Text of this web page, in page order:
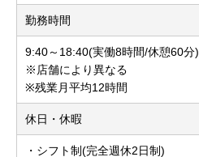
勤務時間
9:40～18:40(実働8時間/休憩60分)
※店舗により異なる
※残業月平均12時間
休日・休暇
・シフト制(完全週休2日制)